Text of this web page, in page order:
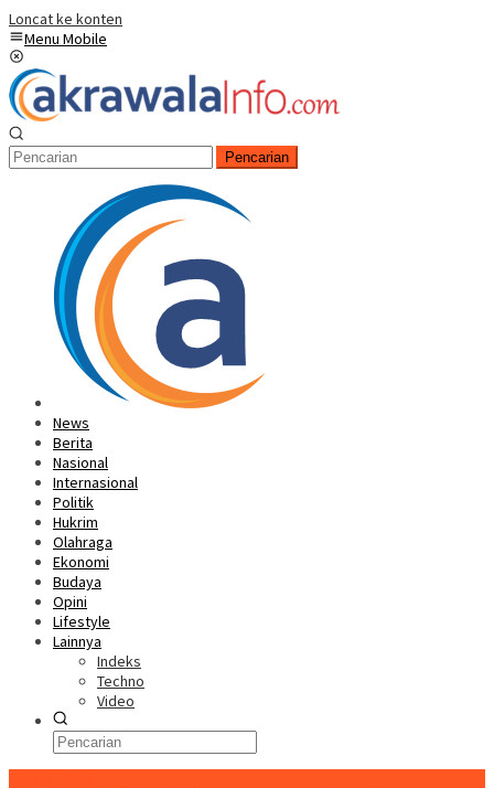
Loncat ke konten
Menu Mobile
Pencarian
News
Berita
Nasional
Internasional
Politik
Hukrim
Olahraga
Ekonomi
Budaya
Opini
Lifestyle
Lainnya
Indeks
Techno
Video